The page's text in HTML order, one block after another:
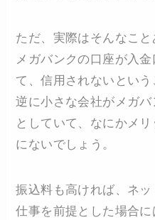
ただ、実際はそんなこと
メガバンクの口座が入
て、信用されないという
逆に小さな会社がメガ
としていて、なにかメ
にないでしょう。
振込料も高ければ、ネッ
仕事を前提とした場合に